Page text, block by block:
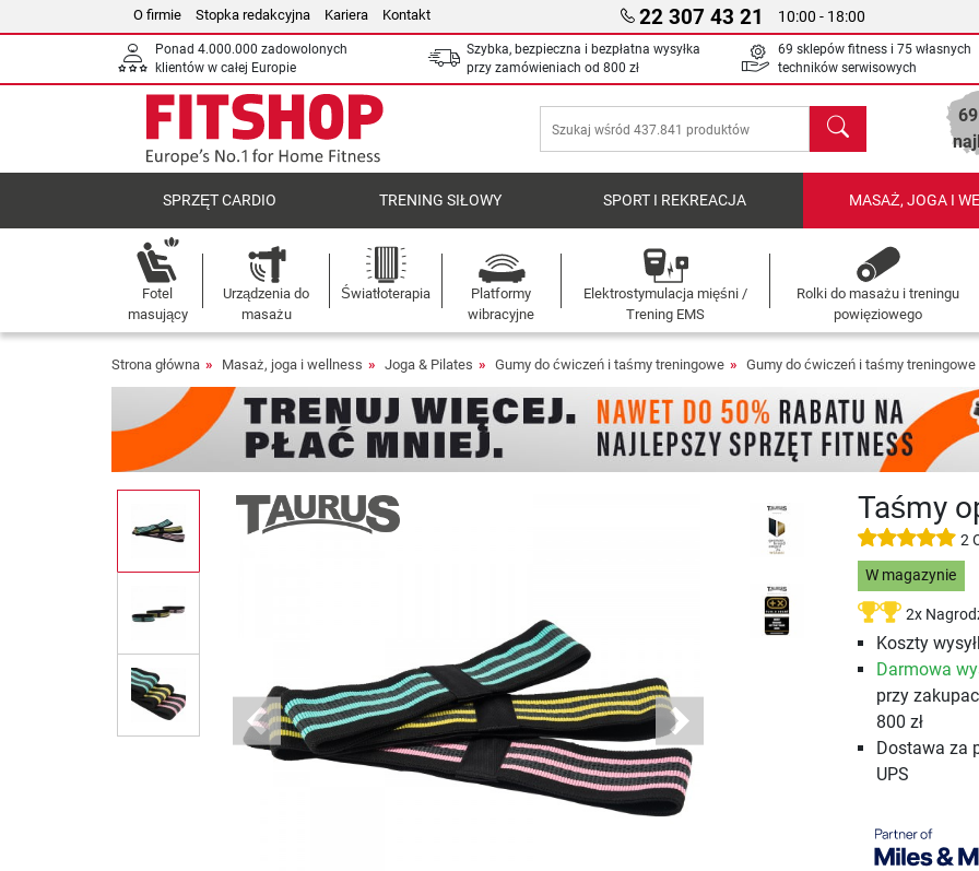
O firmie Stopka redakcyjna Kariera Kontakt 22 307 43 21 10:00 - 18:00
Ponad 4.000.000 zadowolonych
klientów w całej Europie
Szybka, bezpieczna i bezpłatna wysyłka
przy zamówieniach od 800 zł
69 sklepów fitness i 75 własnych
techników serwisowych
Szukaj
SPRZĘT CARDIO TRENING SIŁOWY SPORT I REKREACJA MASAŻ, JOGA I
Fotel
masujący
Urządzenia do
masażu
Światłoterapia
Platformy
wibracyjne
Elektrostymulacja mięśni /
Trening EMS
Rolki do masażu i treningu
powięziowego
Strona główna Masaż, joga i wellness Joga & Pilates Gumy do ćwiczeń i taśmy treningowe Gumy do ćwiczeń i taśmy treningowe
Previous Next
Taśmy
2
W magazynie
2x
Koszty
Darmowa
przy
800 zł
Dostawa za
UPS